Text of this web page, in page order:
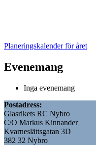
Planeringskalender för året
Evenemang
Inga evenemang
Postadress:
Glasrikets RC Nybro
C/O Markus Kinnander
Kvarneslättsgatan 3D
382 32 Nybro